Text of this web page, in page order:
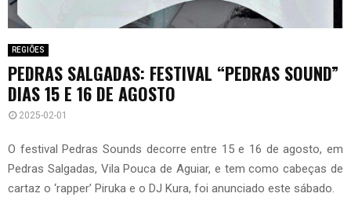
REGIÕES
PEDRAS SALGADAS: FESTIVAL “PEDRAS SOUND”
DIAS 15 E 16 DE AGOSTO
2025-02-01
O festival Pedras Sounds decorre entre 15 e 16 de agosto, em
Pedras Salgadas, Vila Pouca de Aguiar, e tem como cabeças de
cartaz o ‘rapper’ Piruka e o DJ Kura, foi anunciado este sábado.